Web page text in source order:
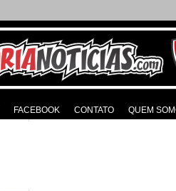
FACEBOOK CONTATO QUEM